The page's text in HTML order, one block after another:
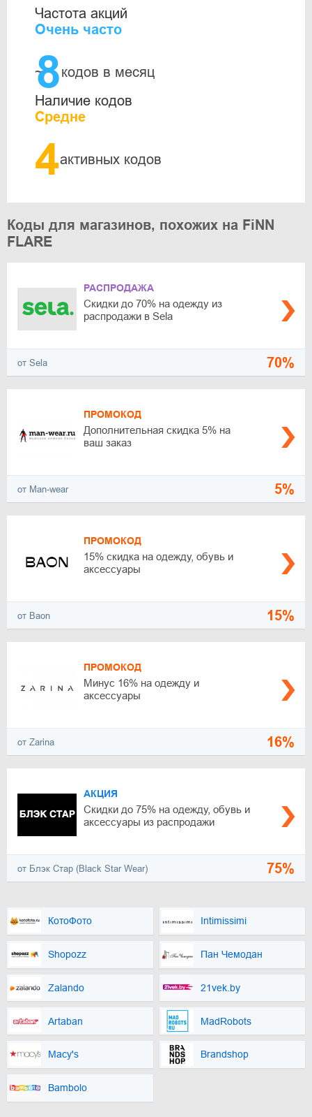
Частота акций
Очень часто
~
8кодов в месяц
Наличие кодов
Средне
4активных кодов
Коды для магазинов, похожих на FiNN
FLARE
РАСПРОДАЖА
Скидки до 70% на одежду из
распродажи в Sela
от Sela 70%
ПРОМОКОД
Дополнительная скидка 5% на
ваш заказ
от Man-wear 5%
ПРОМОКОД
15% скидка на одежду, обувь и
аксессуары
от Baon 15%
ПРОМОКОД
Минус 16% на одежду и
аксессуары
от Zarina 16%
АКЦИЯ
Скидки до 75% на одежду, обувь и
аксессуары из распродажи
от Блэк Стар (Black Star Wear) 75%
КотоФото Intimissimi
Shopozz Пан Чемодан
Zalando 21vek.by
Artaban MadRobots
Macy's Brandshop
Bambolo